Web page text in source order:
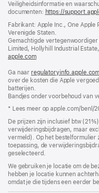
Veiligheidsinformatie en
documenten: https://
Fabrikant: Apple Inc., One
Verenigde Staten.
Gemachtigde vertegenwoordiger
Limited, Hollyhill Industrial
apple.com(wordt
nieuw
venster
Ga naar
over de kosten die Apple
batterijen.
Bandjes onder voorbehoud van
* Lees meer op apple.com/benl/
De prijzen zijn inclusief btw
verwijderingsbijdragen, maar
vermeld). Op het bestelformulier
toepassing, de
geselecteerd.
We gebruiken je locatie om de
hebben je locatie kunnen
omdat je die tijdens een eerder